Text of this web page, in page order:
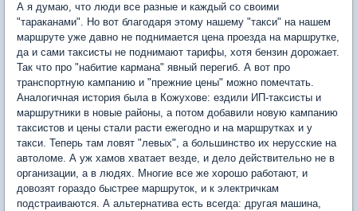
А я думаю, что люди все разные и каждый со своими
"тараканами". Но вот благодаря этому нашему "такси" на нашем
маршруте уже давно не поднимается цена проезда на маршрутке,
да и сами таксисты не поднимают тарифы, хотя бензин дорожает.
Так что про "набитие кармана" явный перегиб. А вот про
транспортную кампанию и "прежние цены" можно помечтать.
Аналогичная история была в Кожухове: ездили ИП-таксисты и
маршрутники в новые районы, а потом добавили новую кампанию
таксистов и цены стали расти ежегодно и на маршрутках и у
такси. Теперь там ловят "левых", а большинство их нерусские на
автоломе. А уж хамов хватает везде, и дело действительно не в
организации, а в людях. Многие все же хорошо работают, и
довозят гораздо быстрее маршруток, и к электричкам
подстраиваются. А альтернатива есть всегда: другая машина,